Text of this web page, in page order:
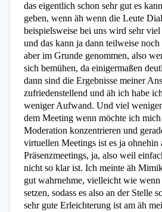
das eigentlich schon sehr gut es
geben, wenn äh wenn die Leute
beispielsweise bei uns wird sehr
und das kann ja dann teilweise
aber im Grunde genommen, also
sich bemühen, da einigermaßen
dann sind die Ergebnisse meiner
zufriedenstellend und äh ich habe
weniger Aufwand. Und viel weniger
dem Meeting wenn möchte ich
Moderation konzentrieren und
virtuellen Meetings ist es ja ohnehin
Präsenzmeetings, ja, also weil
nicht so klar ist. Ich meinte äh
gut wahrnehme, vielleicht wie
setzen, sodass es also an der Stelle
sehr gute Erleichterung ist am äh